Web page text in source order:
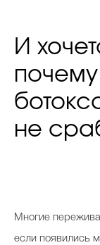
И
почему
не
Многие
если появились